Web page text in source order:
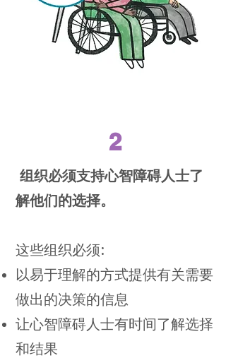
2
组织必须支持心智障碍人士了
解他们的选择。
这些组织必须:
以易于理解的方式提供有关需要
做出的决策的信息
让心智障碍人士有时间了解选择
和结果